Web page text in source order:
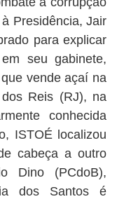
Presidência, Jair
para explicar
seu gabinete,
vende açaí na
Reis (RJ), na
conhecida
ISTOÉ localizou
cabeça a outro
Dino (PCdoB),
dos Santos é